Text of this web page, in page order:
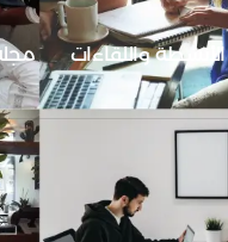
الأنشطة واللقاءات